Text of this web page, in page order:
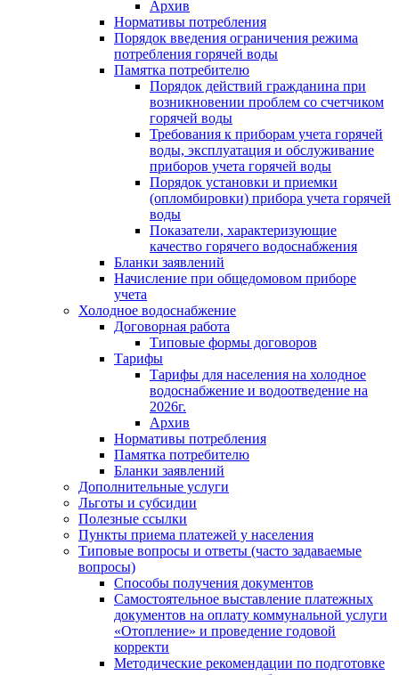
Архив
Нормативы потребления
Порядок введения ограничения режима
потребления горячей воды
Памятка потребителю
Порядок действий гражданина при
возникновении проблем со счетчиком
горячей воды
Требования к приборам учета горячей
воды, эксплуатация и обслуживание
приборов учета горячей воды
Порядок установки и приемки
(опломбировки) прибора учета горячей
воды
Показатели, характеризующие
качество горячего водоснабжения
Бланки заявлений
Начисление при общедомовом приборе
учета
Холодное водоснабжение
Договорная работа
Типовые формы договоров
Тарифы
Тарифы для населения на холодное
водоснабжение и водоотведение на
2026г.
Архив
Нормативы потребления
Памятка потребителю
Бланки заявлений
Дополнительные услуги
Льготы и субсидии
Полезные ссылки
Пункты приема платежей у населения
Типовые вопросы и ответы (часто задаваемые
вопросы)
Способы получения документов
Самостоятельное выставление платежных
документов на оплату коммунальной услуги
«Отопление» и проведение годовой
корректи
Методические рекомендации по подготовке